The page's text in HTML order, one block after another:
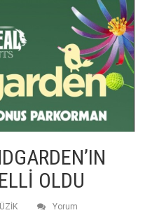
OLDU
Yorum